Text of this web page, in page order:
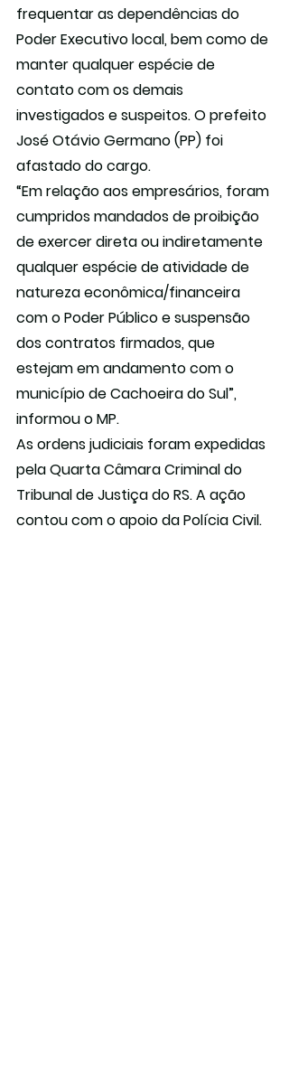
frequentar as dependências do
Poder Executivo local, bem como de
manter qualquer espécie de
contato com os demais
investigados e suspeitos. O prefeito
José Otávio Germano (PP) foi
afastado do cargo.
“Em relação aos empresários, foram
cumpridos mandados de proibição
de exercer direta ou indiretamente
qualquer espécie de atividade de
natureza econômica/financeira
com o Poder Público e suspensão
dos contratos firmados, que
estejam em andamento com o
município de Cachoeira do Sul”,
informou o MP.
As ordens judiciais foram expedidas
pela Quarta Câmara Criminal do
Tribunal de Justiça do RS. A ação
contou com o apoio da Polícia Civil.